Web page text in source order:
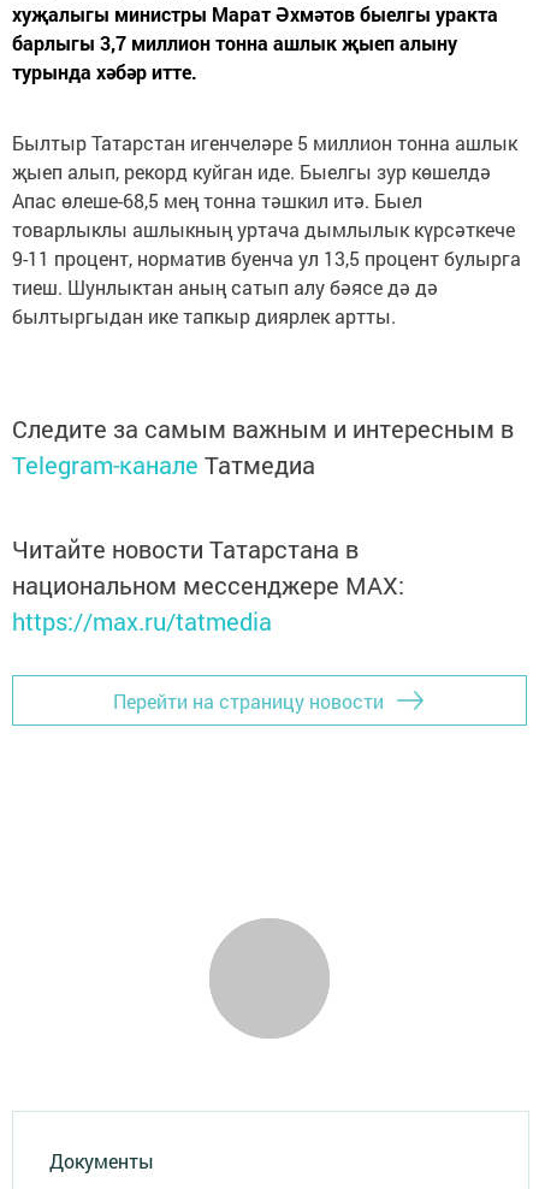
хуҗалыгы министры Марат Әхмәтов быелгы уракта
барлыгы 3,7 миллион тонна ашлык җыеп алыну
турында хәбәр итте.
Былтыр Татарстан игенчеләре 5 миллион тонна ашлык
җыеп алып, рекорд куйган иде. Быелгы зур көшелдә
Апас өлеше-68,5 мең тонна тәшкил итә. Быел
товарлыклы ашлыкның уртача дымлылык күрсәткече
9-11 процент, норматив буенча ул 13,5 процент булырга
тиеш. Шунлыктан аның сатып алу бәясе дә дә
былтыргыдан ике тапкыр диярлек артты.
Следите за самым важным и интересным в
Telegram-канале Татмедиа
Читайте новости Татарстана в
национальном мессенджере MАХ:
https://max.ru/tatmedia
Перейти на страницу новости
Документы